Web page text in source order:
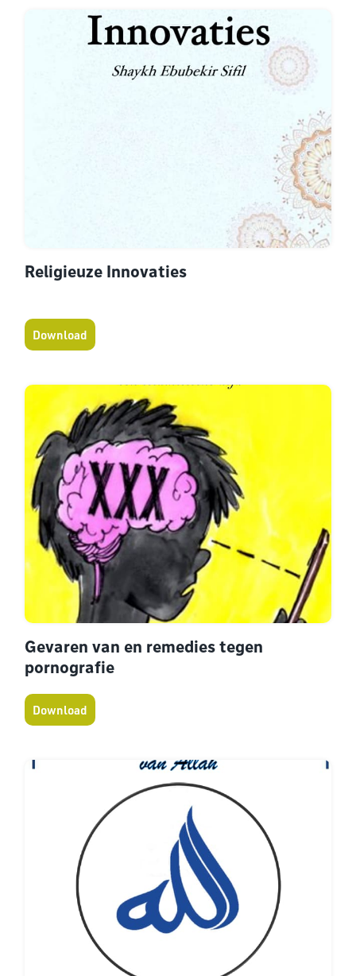
Religieuze Innovaties
Download
Gevaren van en remedies tegen
pornografie
Download